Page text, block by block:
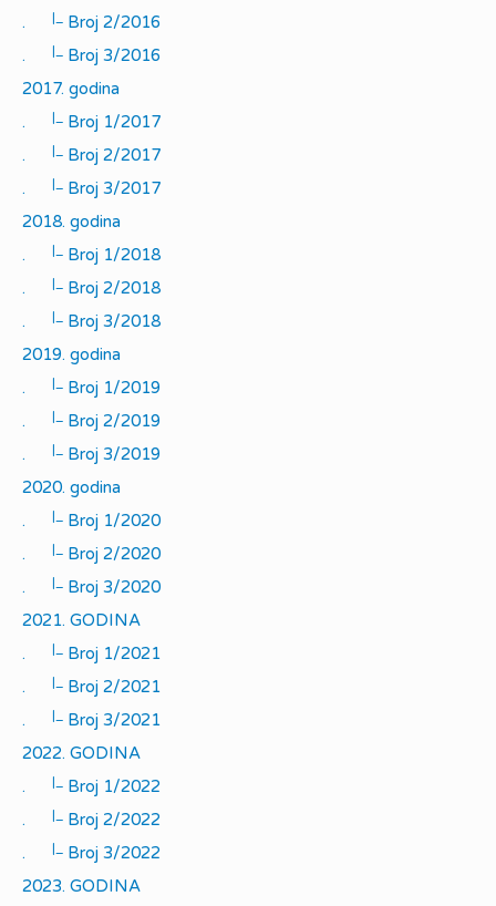
.
|_
Broj 2/2016
.
|_
Broj 3/2016
2017. godina
.
|_
Broj 1/2017
.
|_
Broj 2/2017
.
|_
Broj 3/2017
2018. godina
.
|_
Broj 1/2018
.
|_
Broj 2/2018
.
|_
Broj 3/2018
2019. godina
.
|_
Broj 1/2019
.
|_
Broj 2/2019
.
|_
Broj 3/2019
2020. godina
.
|_
Broj 1/2020
.
|_
Broj 2/2020
.
|_
Broj 3/2020
2021. GODINA
.
|_
Broj 1/2021
.
|_
Broj 2/2021
.
|_
Broj 3/2021
2022. GODINA
.
|_
Broj 1/2022
.
|_
Broj 2/2022
.
|_
Broj 3/2022
2023. GODINA